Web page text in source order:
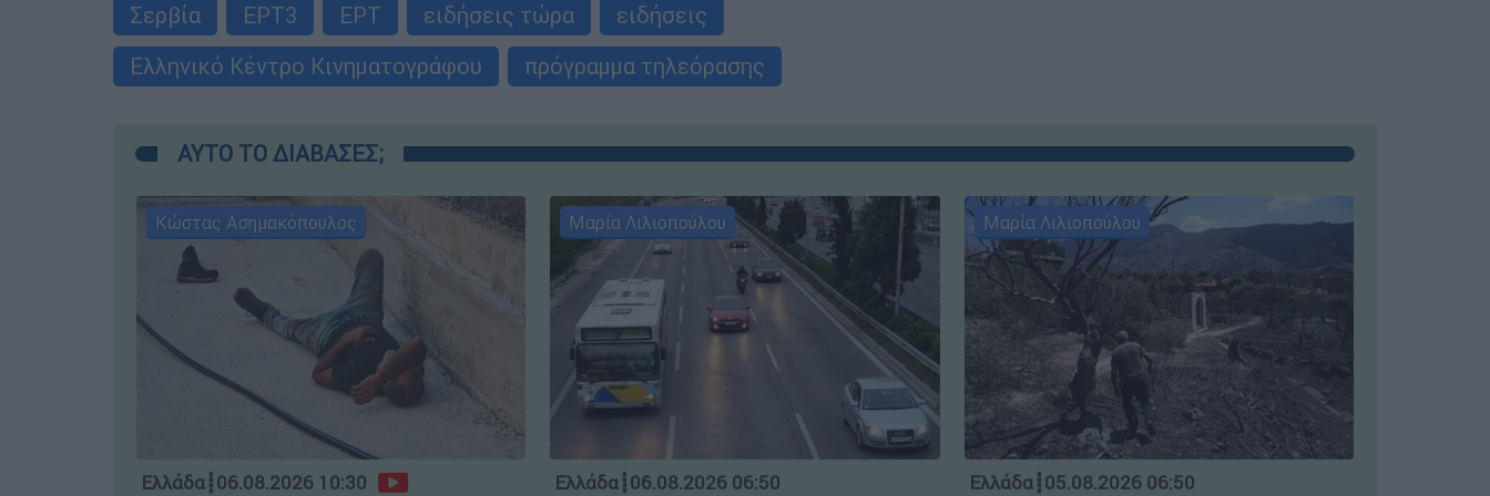
Σερβία
ΕΡΤ3 ΕΡΤ ειδήσεις τώρα
ειδήσεις
Ελληνικό Κέντρο Κινηματογράφου
πρόγραμμα τηλεόρασης
ΑΥΤΟ ΤΟ ΔΙΑΒΑΣΕΣ;
Κώστας Ασημακόπουλος
Ελλάδα┋06.08.2026 10:30
Μαρία Λιλιοπούλου
Ελλάδα┋06.08.2026 06:50
Μαρία Λιλιοπούλου
Ελλάδα┋05.08.2026 06:50